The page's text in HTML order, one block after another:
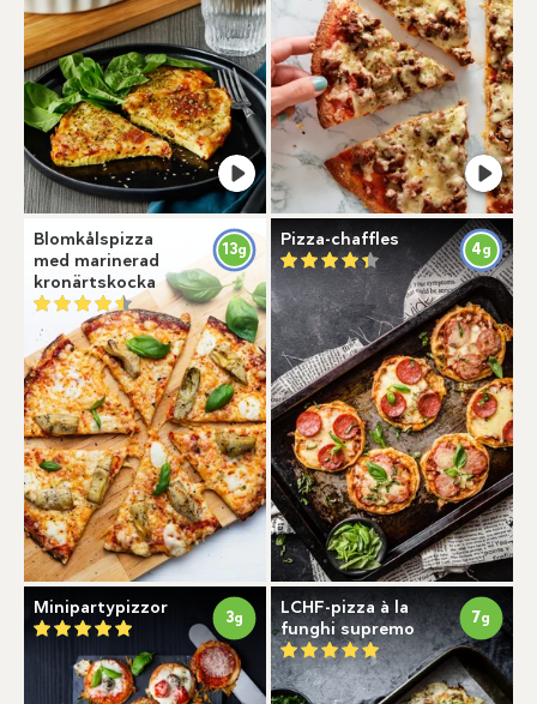
Blomkålspizza
med marinerad
kronärtskocka
13g Pizza-chaffles 4g
Minipartypizzor 3g
LCHF-pizza à la
funghi supremo
7g